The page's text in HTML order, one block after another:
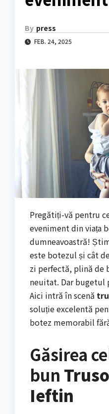
By press
FEB. 24, 2025
Pregătiți-vă pentru
eveniment din viața
dumneavoastră!
este botezul și cât
zi perfectă, plină de
neuitat. Dar bugetul
Aici intră în scenă
soluție excelentă
botez memorabil
Găsirea
bun
Ieftin